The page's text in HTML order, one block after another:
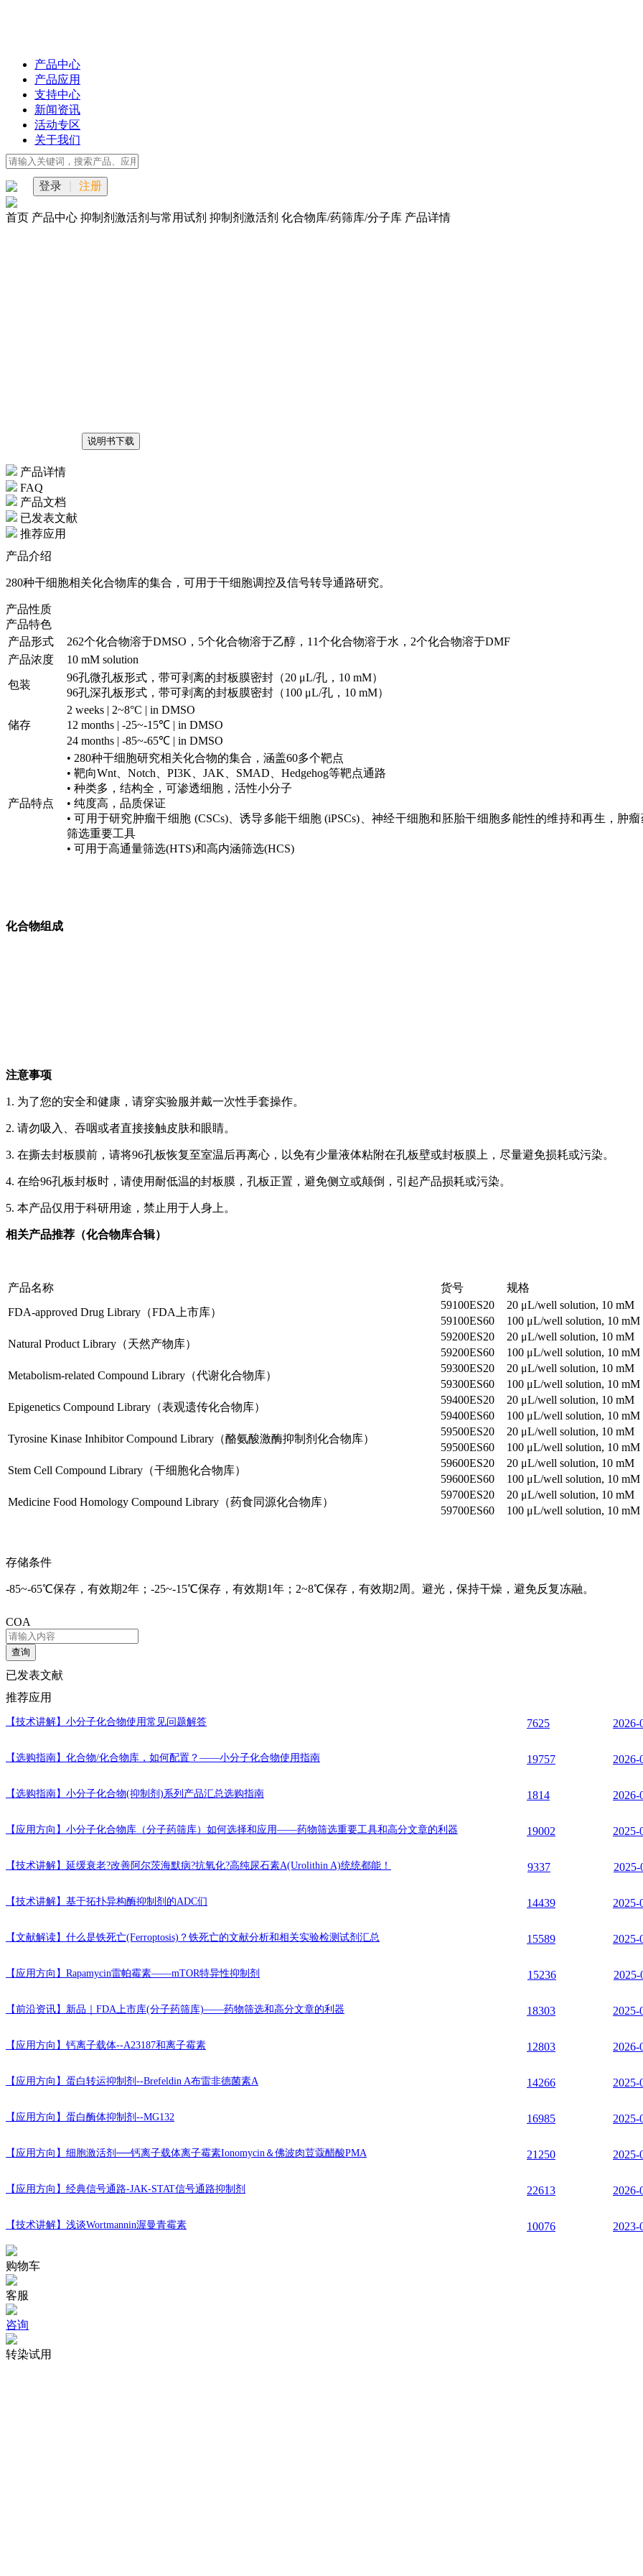
产品中心
产品应用
支持中心
新闻资讯
活动专区
关于我们
登录 注册
首页 产品中心 抑制剂激活剂与常用试剂 抑制剂激活剂 化合物库/药筛库/分子库 产品详情
说明书下载
产品详情
FAQ
产品文档
已发表文献
推荐应用
产品介绍
280种干细胞相关化合物库的集合，可用于干细胞调控及信号转导通路研究。
产品性质
产品特色
产品形式
262个化合物溶于DMSO，5个化合物溶于乙醇，11个化合物溶于水，2个化合物溶于DMF
产品浓度
10 mM solution
包装
96孔微孔板形式，带可剥离的封板膜密封（20 μL/孔，10 mM）
96孔深孔板形式，带可剥离的封板膜密封（100 μL/孔，10 mM）
储存
2 weeks | 2~8°C | in DMSO
12 months | -25~-15℃ | in DMSO
24 months | -85~-65℃ | in DMSO
产品特点
• 280种干细胞研究相关化合物的集合，涵盖60多个靶点
• 靶向Wnt、Notch、PI3K、JAK、SMAD、Hedgehog等靶点通路
• 种类多，结构全，可渗透细胞，活性小分子
• 纯度高，品质保证
• 可用于研究肿瘤干细胞 (CSCs)、诱导多能干细胞 (iPSCs)、神经干细胞和胚胎干细胞多能性的维持和再生，肿瘤
筛选重要工具
• 可用于高通量筛选(HTS)和高内涵筛选(HCS)
化合物组成
注意事项
1. 为了您的安全和健康，请穿实验服并戴一次性手套操作。
2. 请勿吸入、吞咽或者直接接触皮肤和眼睛。
3. 在撕去封板膜前，请将96孔板恢复至室温后再离心，以免有少量液体粘附在孔板壁或封板膜上，尽量避免损耗或污染。
4. 在给96孔板封板时，请使用耐低温的封板膜，孔板正置，避免侧立或颠倒，引起产品损耗或污染。
5. 本产品仅用于科研用途，禁止用于人身上。
相关产品推荐（化合物库合辑）
产品名称 货号
规格
FDA-approved Drug Library（FDA上市库）
59100ES20
20 μL/well solution, 10 mM
59100ES60
100 μL/well solution, 10 mM
Natural Product Library（天然产物库）
59200ES20
20 μL/well solution, 10 mM
59200ES60
100 μL/well solution, 10 mM
Metabolism-related Compound Library（代谢化合物库）
59300ES20
20 μL/well solution, 10 mM
59300ES60
100 μL/well solution, 10 mM
Epigenetics Compound Library（表观遗传化合物库）
59400ES20
20 μL/well solution, 10 mM
59400ES60
100 μL/well solution, 10 mM
Tyrosine Kinase Inhibitor Compound Library（酪氨酸激酶抑制剂化合物库）
59500ES20
20 μL/well solution, 10 mM
59500ES60
100 μL/well solution, 10 mM
Stem Cell Compound Library（干细胞化合物库）
59600ES20
20 μL/well solution, 10 mM
59600ES60
100 μL/well solution, 10 mM
Medicine Food Homology Compound Library（药食同源化合物库）
59700ES20
20 μL/well solution, 10 mM
59700ES60
100 μL/well solution, 10 mM
存储条件
-85~-65℃保存，有效期2年；-25~-15℃保存，有效期1年；2~8℃保存，有效期2周。避光，保持干燥，避免反复冻融。
COA
查询
已发表文献
推荐应用
【技术讲解】 小分子化合物使用常见问题解答 7625 2026-
【选购指南】 化合物/化合物库，如何配置？——小分子化合物使用指南 19757 2026-
【选购指南】 小分子化合物(抑制剂)系列产品汇总选购指南 1814 2026-
【应用方向】 小分子化合物库（分子药筛库）如何选择和应用——药物筛选重要工具和高分文章的利器 19002 2025-
【技术讲解】 延缓衰老?改善阿尔茨海默病?抗氧化?高纯尿石素A(Urolithin A)统统都能！ 9337 2025-
【技术讲解】 基于拓扑异构酶抑制剂的ADC们 14439 2025-
【文献解读】 什么是铁死亡(Ferroptosis)？铁死亡的文献分析和相关实验检测试剂汇总 15589 2025-
【应用方向】 Rapamycin雷帕霉素——mTOR特异性抑制剂 15236 2025-
【前沿资讯】 新品｜FDA上市库(分子药筛库)——药物筛选和高分文章的利器 18303 2025-
【应用方向】 钙离子载体--A23187和离子霉素 12803 2026-
【应用方向】 蛋白转运抑制剂--Brefeldin A布雷非德菌素A 14266 2025-
【应用方向】 蛋白酶体抑制剂--MG132 16985 2025-
【应用方向】 细胞激活剂──钙离子载体离子霉素Ionomycin＆佛波肉荳蔻醋酸PMA 21250 2025-
【应用方向】 经典信号通路-JAK-STAT信号通路抑制剂 22613 2026-
【技术讲解】 浅谈Wortmannin渥曼青霉素 10076 2023-
购物车
客服
咨询
转染试用